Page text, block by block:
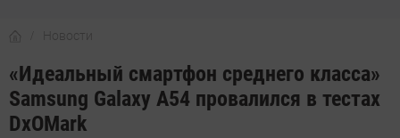
Новости
«Идеальный смартфон среднего класса»
Samsung Galaxy A54 провалился в тестах
DxOMark